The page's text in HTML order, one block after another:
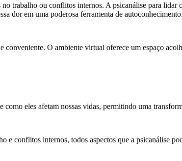
trabalho ou conflitos internos. A psicanálise para lidar
dor em uma poderosa ferramenta de autoconhecimento.
O ambiente virtual oferece um espaço
como eles afetam nossas vidas, permitindo uma
e conflitos internos, todos aspectos que a psicanálise